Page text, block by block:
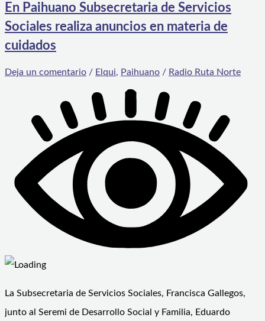
En Paihuano Subsecretaria de Servicios
Sociales realiza anuncios en materia de
cuidados
Deja un comentario / Elqui, Paihuano / Radio Ruta Norte
La Subsecretaria de Servicios Sociales, Francisca Gallegos,
junto al Seremi de Desarrollo Social y Familia, Eduardo